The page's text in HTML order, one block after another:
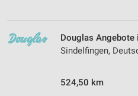
Douglas Angebote
Sindelfingen,
524,50 km